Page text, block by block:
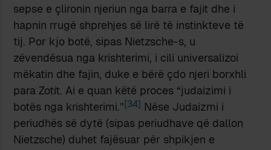
sepse e çlironin njeriun nga barra e fajit dhe i
hapnin rrugë shprehjes së lirë të instinkteve të
tij. Por kjo botë, sipas Nietzsche-s, u
zëvendësua nga krishterimi, i cili universalizoi
mëkatin dhe fajin, duke e bërë çdo njeri borxhli
para Zotit. Ai e quan këtë proces “judaizimi i
botës nga krishterimi.”[34] Nëse Judaizmi i
periudhës së dytë (sipas periudhave që dallon
Nietzsche) duhet fajësuar për shpikjen e